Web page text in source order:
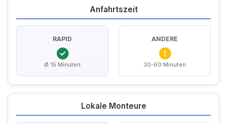
Anfahrtszeit
RAPID
Ø 15 Minuten
ANDERE
30-60 Minuten
Lokale Monteure